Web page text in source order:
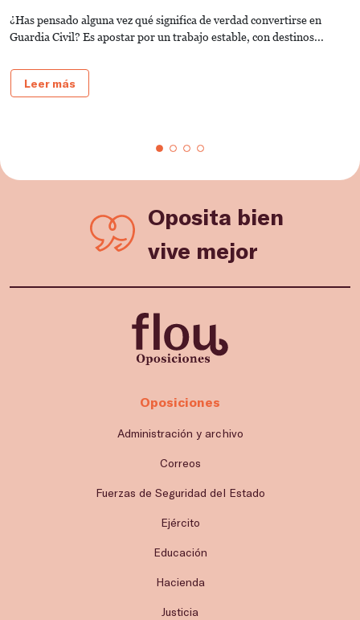
¿Has pensado alguna vez qué significa de verdad convertirse en
Guardia Civil? Es apostar por un trabajo estable, con destinos...
Leer más
Oposita bien
vive mejor
Oposiciones
Administración y archivo
Correos
Fuerzas de Seguridad del Estado
Ejército
Educación
Hacienda
Justicia